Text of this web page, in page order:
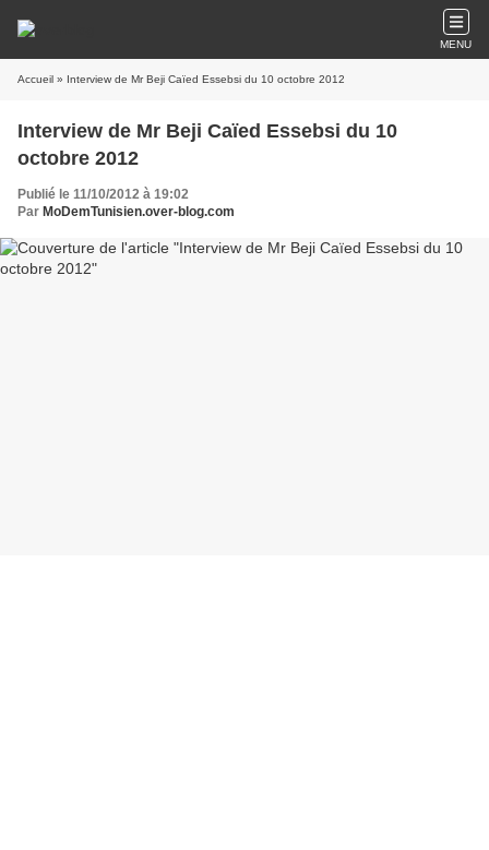
MENU
Accueil » Interview de Mr Beji Caïed Essebsi du 10 octobre 2012
Interview de Mr Beji Caïed Essebsi du 10
octobre 2012
Publié le 11/10/2012 à 19:02
Par MoDemTunisien.over-blog.com